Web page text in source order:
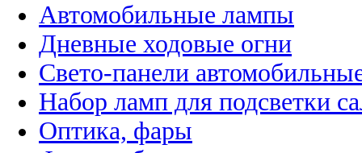
Автомобильные лампы
Дневные ходовые огни
Свето-панели
Набор ламп для подсветки
Оптика, фары